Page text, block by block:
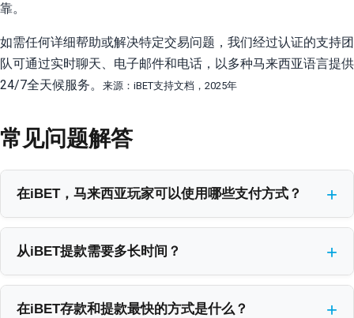
靠。
如需任何详细帮助或解决特定交易问题，我们经过认证的支持团
队可通过实时聊天、电子邮件和电话，以多种马来西亚语言提供
24/7全天候服务。
来源：iBET支持文档，2025年
常见问题解答
在iBET，马来西亚玩家可以使用哪些支付方式？
我们接受马来西亚最主流的支付方式，包括DuitNow、电子钱包
（Touch ‘n Go, Boost, GrabPay）以及所有本地银行转账。我们集成
和提款。我们的平台支持超过20家马来西亚银行通过FPX进行即时
存款。我们推荐使用DuitNow，因为它提供了最快的提款速度和高达
从iBET提款需要多长时间？
在iBET，使用DuitNow或银行转账的提款通常在15至30分钟内处理完
毕。我们与马来西亚本地银行系统的深度集成，使我们能够实现闪
在iBET存款和提款最快的方式是什么？